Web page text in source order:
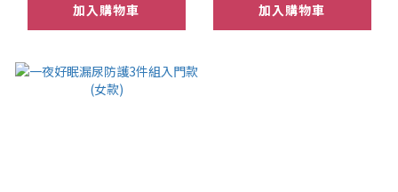
加入購物車 加入購物車